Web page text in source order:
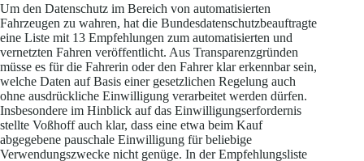
Um den Datenschutz im Bereich von automatisierten
Fahrzeugen zu wahren, hat die Bundesdatenschutzbeauftragte
eine Liste mit 13 Empfehlungen zum automatisierten und
vernetzten Fahren veröffentlicht. Aus Transparenzgründen
müsse es für die Fahrerin oder den Fahrer klar erkennbar sein,
welche Daten auf Basis einer gesetzlichen Regelung auch
ohne ausdrückliche Einwilligung verarbeitet werden dürfen.
Insbesondere im Hinblick auf das Einwilligungserfordernis
stellte Voßhoff auch klar, dass eine etwa beim Kauf
abgegebene pauschale Einwilligung für beliebige
Verwendungszwecke nicht genüge. In der Empfehlungsliste